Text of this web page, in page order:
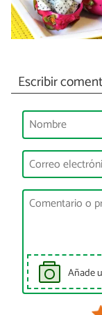
Escribir
Añade